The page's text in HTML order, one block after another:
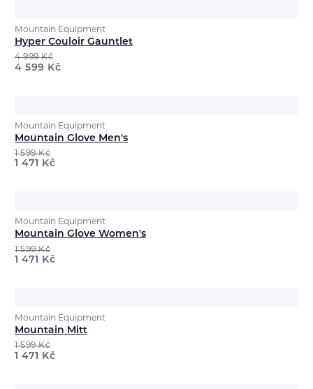
Mountain Equipment
Hyper Couloir Gauntlet
4 999Kč
4 599 Kč
Mountain Equipment
Mountain Glove Men's
1 599Kč
1 471 Kč
Mountain Equipment
Mountain Glove Women's
1 599Kč
1 471 Kč
Mountain Equipment
Mountain Mitt
1 599Kč
1 471 Kč